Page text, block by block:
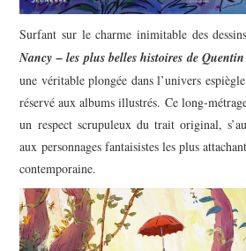
Surfant sur le charme inimitable des
Nancy – les plus belles histoires de
une véritable plongée dans l’univers
réservé aux albums illustrés. Ce long-
un respect scrupuleux du trait original,
aux personnages fantaisistes les plus
contemporaine.